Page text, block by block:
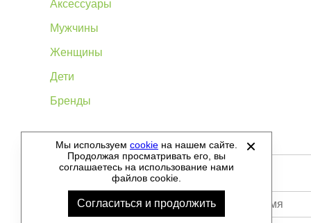
Аксессуары
Мужчины
Женщины
Дети
Бренды
©2012-2026 - Sellgroup.ru - все права защищены.
Мы используем cookie на нашем сайте.
Продолжая просматривать его, вы
соглашаетесь на использование нами
файлов cookie.
Согласиться и продолжить Ваше имя